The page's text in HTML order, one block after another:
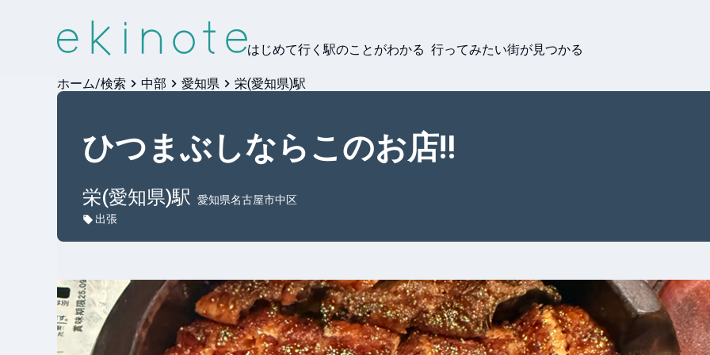
はじめて行く駅のことがわかる 行ってみたい街が見つかる
ホーム/検索 中部 愛知県 栄(愛知県)駅
ひつまぶしならこのお店‼️
栄(愛知県)駅
愛知県名古屋市中区
出張